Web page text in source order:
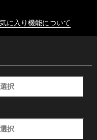
に入り機能について
選択
選択